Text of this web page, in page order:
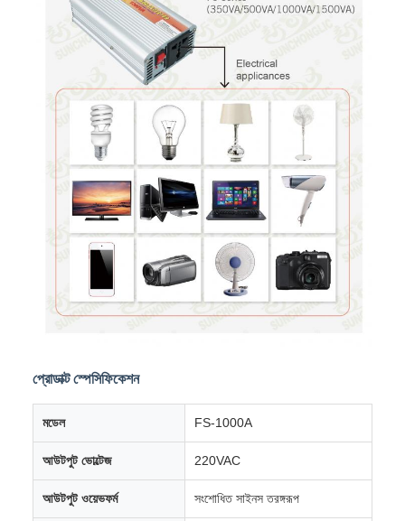
প্রোডাক্ট স্পেসিফিকেশন
মডেল FS-1000A
আউটপুট ভোল্টেজ 220VAC
আউটপুট ওয়েভফর্ম সংশোধিত সাইনস তরঙ্গরূপ